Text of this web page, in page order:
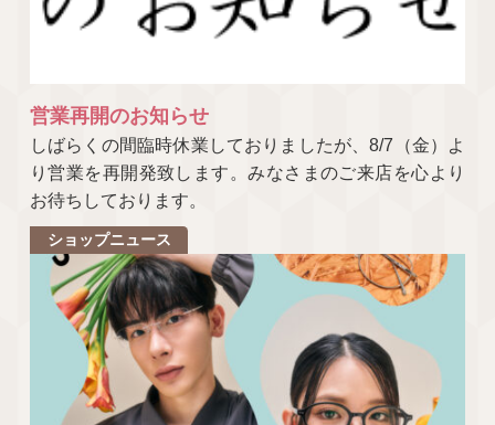
営業再開のお知らせ
しばらくの間臨時休業しておりましたが、8/7（金）よ
り営業を再開発致します。みなさまのご来店を心より
お待ちしております。
ショップニュース